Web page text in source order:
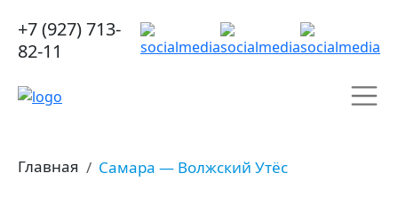
+7 (927) 713-
82-11
Главная Самара — Волжский Утёс